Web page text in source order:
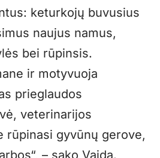
keturkojų buvusius
naujus namus,
bei rūpinsis.
ir motyvuoja
prieglaudos
veterinarijos
rūpinasi gyvūnų gerove,
– sako Vaida.